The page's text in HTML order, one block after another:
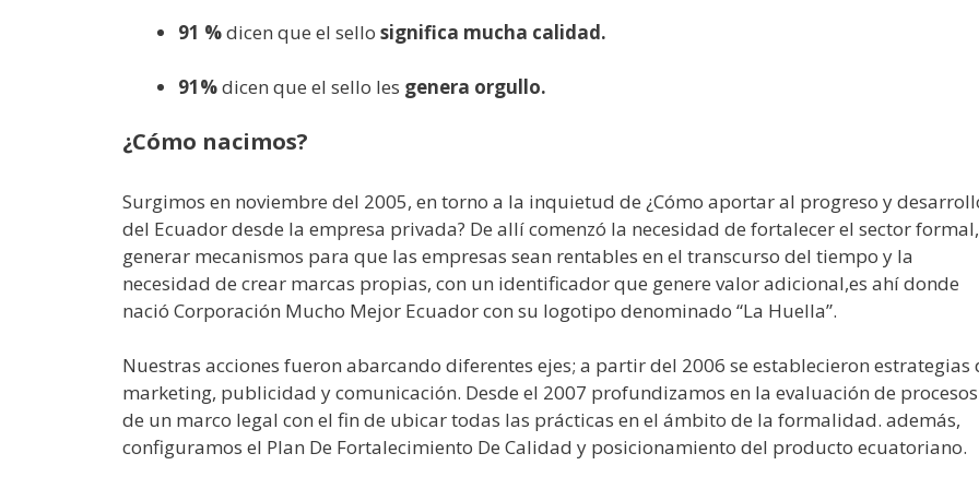
91 %dicen que el sello significa mucha calidad.
91%dicen que el sello les genera orgullo.
¿Cómo nacimos?
Surgimos en noviembre del 2005, en torno a la inquietud de ¿Cómo aportar al progreso y
del Ecuador desde la empresa privada? De allí comenzó la necesidad de fortalecer el sector formal,
generar mecanismos para que las empresas sean rentables en el transcurso del tiempo y la
necesidad de crear marcas propias, con un identificador que genere valor adicional,es ahí donde
nació Corporación Mucho Mejor Ecuador con su logotipo denominado “La Huella”.
Nuestras acciones fueron abarcando diferentes ejes; a partir del 2006 se establecieron estrategias
marketing, publicidad y comunicación. Desde el 2007 profundizamos en la evaluación de
de un marco legal con el fin de ubicar todas las prácticas en el ámbito de la formalidad. además,
configuramos el Plan De Fortalecimiento De Calidad y posicionamiento del producto ecuatoriano.